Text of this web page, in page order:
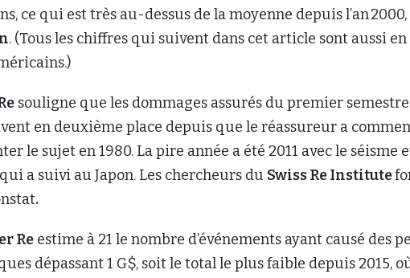
ce qui est très au-dessus de la moyenne depuis l’an 2000,
. (Tous les chiffres qui suivent dans cet article sont aussi en
souligne que les dommages assurés du premier
en deuxième place depuis que le réassureur a
le sujet en 1980. La pire année a été 2011 avec le séisme
a suivi au Japon. Les chercheurs du Swiss Re Institute
.
Re estime à 21 le nombre d’événements ayant causé des
dépassant 1 G$, soit le total le plus faible depuis 2015,